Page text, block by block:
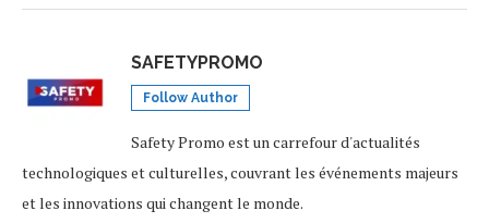
SAFETYPROMO
Follow Author
Safety Promo est un carrefour d'actualités
technologiques et culturelles, couvrant les événements majeurs
et les innovations qui changent le monde.